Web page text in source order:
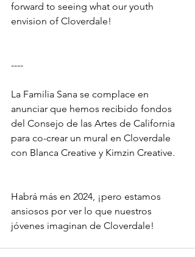
forward to seeing what our youth
envision of Cloverdale!
----
La Familia Sana se complace en
anunciar que hemos recibido fondos
del Consejo de las Artes de California
para co-crear un mural en Cloverdale
con Blanca Creative y Kimzin Creative.
Habrá más en 2024, ¡pero estamos
ansiosos por ver lo que nuestros
jóvenes imaginan de Cloverdale!